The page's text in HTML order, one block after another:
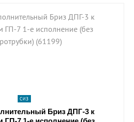
В КОРЗИНУ
navigate_next
ПОДРОБНЕЕ
СИЗ
Бриз ДПГ-3 к